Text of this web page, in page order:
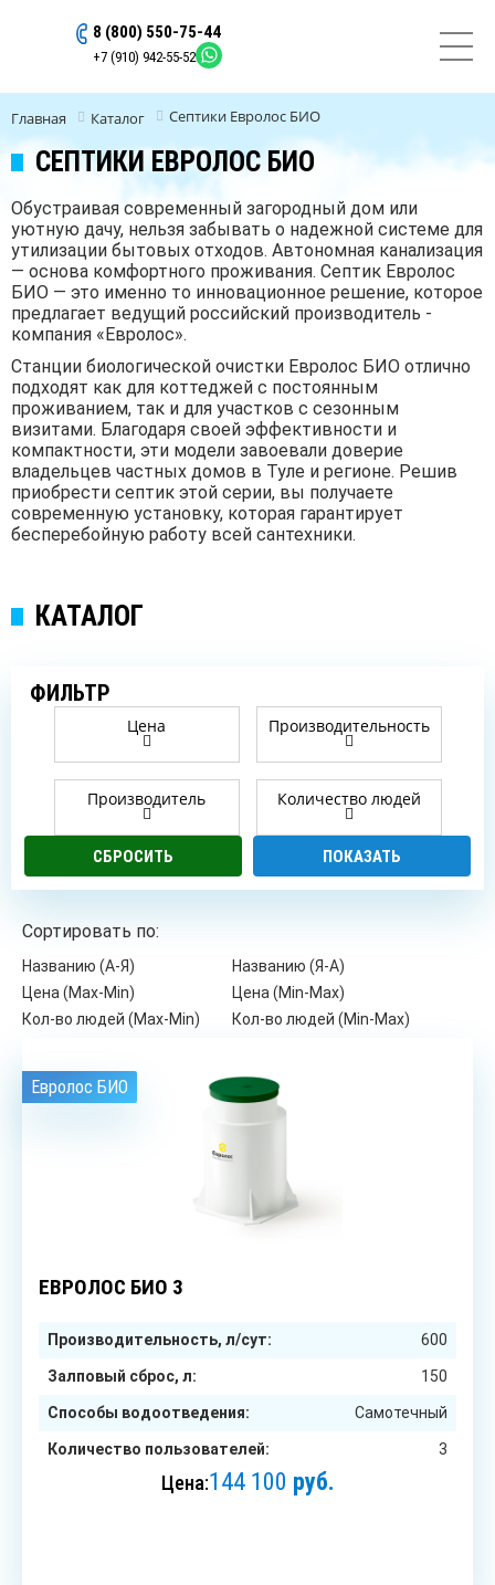
8 (800) 550-75-44
+7 (910) 942-55-52
Главная Каталог Септики Евролос БИО
СЕПТИКИ ЕВРОЛОС БИО
Обустраивая современный загородный дом или
уютную дачу, нельзя забывать о надежной системе для
утилизации бытовых отходов. Автономная канализация
— основа комфортного проживания. Септик Евролос
БИО — это именно то инновационное решение, которое
предлагает ведущий российский производитель -
компания «Евролос».
Станции биологической очистки Евролос БИО отлично
подходят как для коттеджей с постоянным
проживанием, так и для участков с сезонным
визитами. Благодаря своей эффективности и
компактности, эти модели завоевали доверие
владельцев частных домов в Туле и регионе. Решив
приобрести септик этой серии, вы получаете
современную установку, которая гарантирует
бесперебойную работу всей сантехники.
КАТАЛОГ
ФИЛЬТР
Цена Производительность
Производитель Количество людей
Сортировать по:
Названию (А-Я)
Названию (Я-А)
Цена (Max-Min)
Цена (Min-Max)
Кол-во людей (Max-Min)
Кол-во людей (Min-Max)
Евролос БИО
ЕВРОЛОС БИО 3
Производительность, л/сут: 600
Залповый сброс, л: 150
Способы водоотведения: Самотечный
Количество пользователей: 3
Цена:144 100 руб.